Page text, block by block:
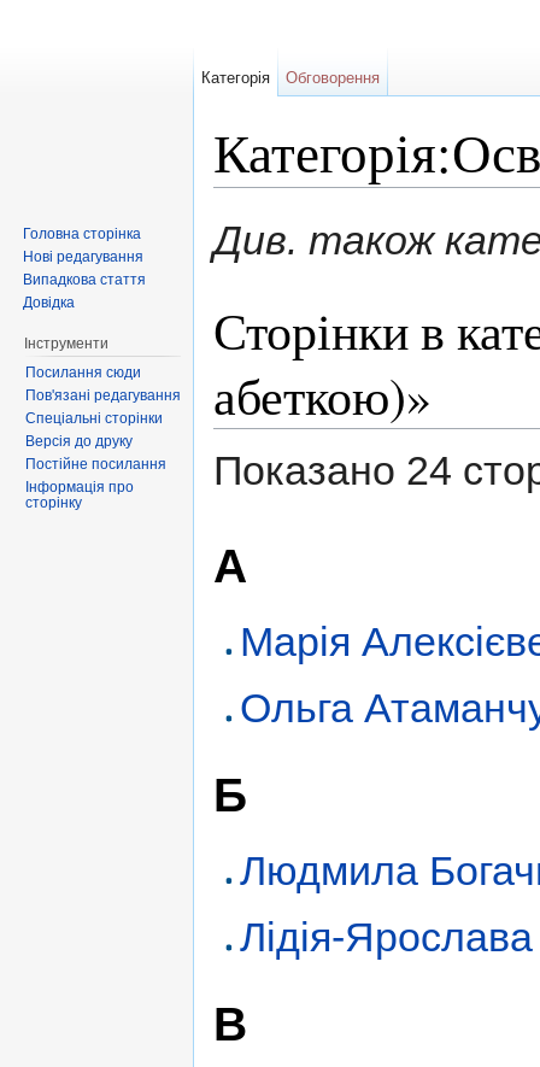
Див. також
Сторінки в
абеткою)»
Показано 24
А
Марія
Ольга
Б
Людмила
Лідія-
В
Категорія Обговорення
Головна сторінка
Нові редагування
Випадкова стаття
Довідка
Інструменти
Посилання сюди
Пов'язані редагування
Спеціальні сторінки
Версія до друку
Постійне посилання
Інформація про
сторінку